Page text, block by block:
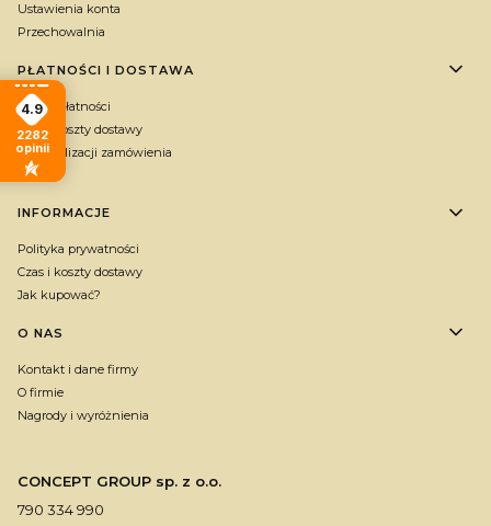
Ustawienia konta
Przechowalnia
PŁATNOŚCI I DOSTAWA
Formy płatności
Czas i koszty dostawy
Czas realizacji zamówienia
Gratis
INFORMACJE
Polityka prywatności
Czas i koszty dostawy
Jak kupować?
O NAS
Kontakt i dane firmy
O firmie
Nagrody i wyróżnienia
CONCEPT GROUP sp. z o.o.
790 334 990
4.9
2282
opinii